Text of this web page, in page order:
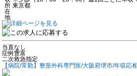
所
在
地
東京都
当直なし
症例豊富
二次救急指定
【病院/常勤】整形外科専門医/大阪府堺市/年収応